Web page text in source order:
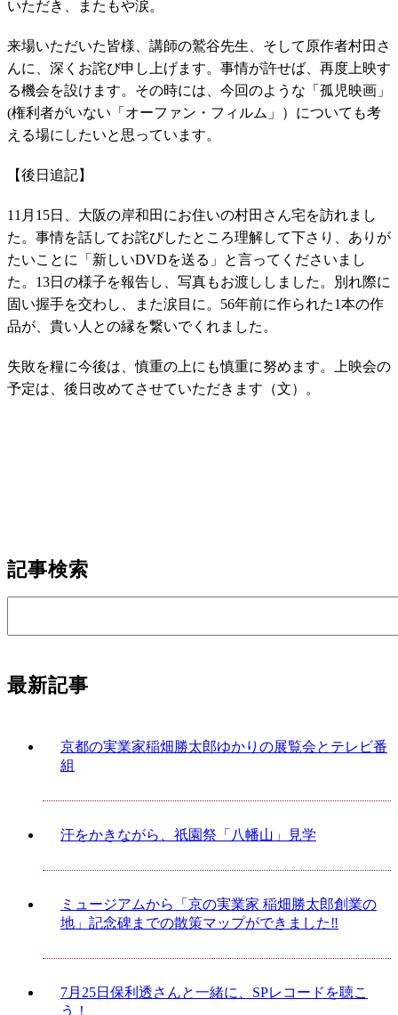
いただき、またもや涙。
来場いただいた皆様、講師の鷲谷先生、そして原作者村田さ
んに、深くお詫び申し上げます。事情が許せば、再度上映す
る機会を設けます。その時には、今回のような「孤児映画」
(権利者がいない「オーファン・フィルム」）についても考
える場にしたいと思っています。
【後日追記】
11月15日、大阪の岸和田にお住いの村田さん宅を訪れまし
た。事情を話してお詫びしたところ理解して下さり、ありが
たいことに「新しいDVDを送る」と言ってくださいまし
た。13日の様子を報告し、写真もお渡ししました。別れ際に
固い握手を交わし、また涙目に。56年前に作られた1本の作
品が、貴い人との縁を繋いでくれました。
失敗を糧に今後は、慎重の上にも慎重に努めます。上映会の
予定は、後日改めてさせていただきます（文）。
記事検索
最新記事
京都の実業家稲畑勝太郎ゆかりの展覧会とテレビ番
組
汗をかきながら、祇園祭「八幡山」見学
ミュージアムから「京の実業家 稲畑勝太郎創業の
地」記念碑までの散策マップができました‼
7月25日保利透さんと一緒に、SPレコードを聴こ
う！